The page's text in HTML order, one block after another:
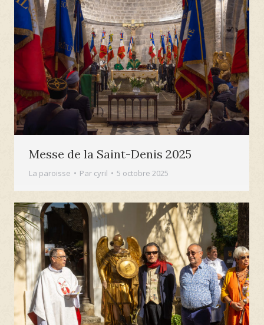
Messe de la Saint-Denis 2025
La paroisse Par cyril 5 octobre 2025